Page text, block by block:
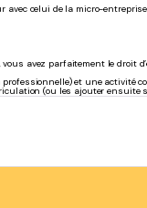
celui de la micro-
avez parfaitement le
et une activité
(ou les ajouter ensuite